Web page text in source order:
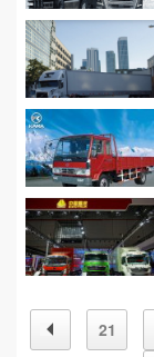
21